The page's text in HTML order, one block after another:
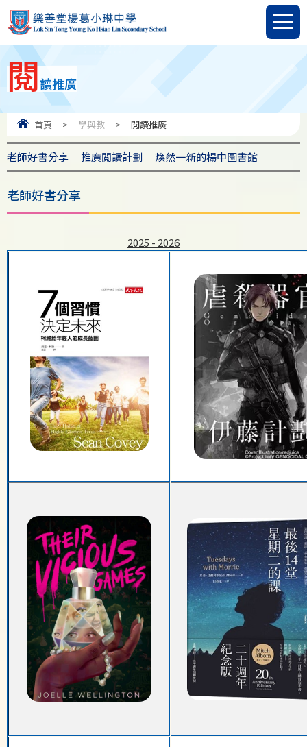
閱讀推廣
首頁 > 學與教 > 閱讀推廣
老師好書分享 推廣閲讀計劃 煥然一新的楊中圖書館
老師好書分享
2025 - 2026